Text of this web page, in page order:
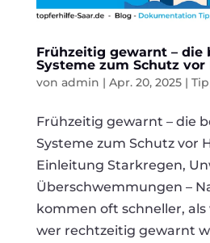
Frühzeitig gewarnt – die
Systeme zum Schutz vor
von admin | Apr. 20, 2025|
Frühzeitig gewarnt – die
Systeme zum Schutz vor
Einleitung Starkregen,
Überschwemmungen –
kommen oft schneller,
wer rechtzeitig gewarnt